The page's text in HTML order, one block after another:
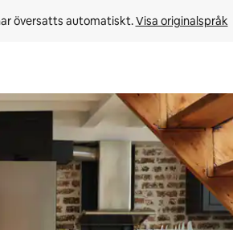
översatts automatiskt. Visa originalspråk